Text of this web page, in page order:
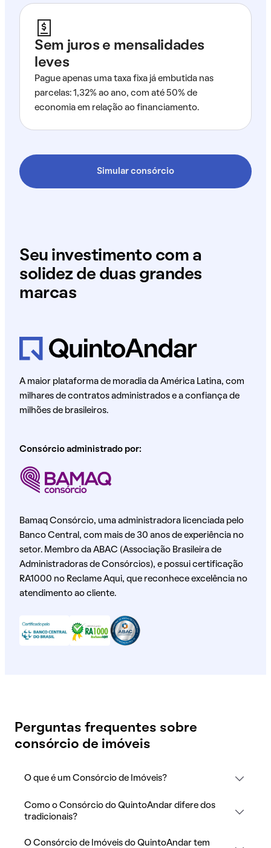
Sem juros e mensalidades
leves
Pague apenas uma taxa fixa já embutida nas
parcelas: 1,32% ao ano, com até 50% de
economia em relação ao financiamento.
Simular consórcio
Seu investimento com a
solidez de duas grandes
marcas
A maior plataforma de moradia da América Latina, com
milhares de contratos administrados e a confiança de
milhões de brasileiros.
Consórcio administrado por:
Bamaq Consórcio, uma administradora licenciada pelo
Banco Central, com mais de 30 anos de experiência no
setor. Membro da ABAC (Associação Brasileira de
Administradoras de Consórcios), e possui certificação
RA1000 no Reclame Aqui, que reconhece excelência no
atendimento ao cliente.
Perguntas frequentes sobre
consórcio de imóveis
O que é um Consórcio de Imóveis?
Como o Consórcio do QuintoAndar difere dos
tradicionais?
O Consórcio de Imóveis do QuintoAndar tem